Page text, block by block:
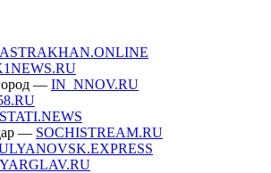
ASTRAKHAN.ONLINE
— IN_NNOV.RU
— SOCHISTREAM.RU
YARGLAV.RU